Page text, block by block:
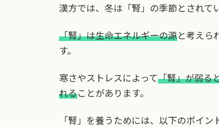
漢方では、冬は「腎」の季節とされてい
「腎」は生命エネルギーの源と考えら
す。
寒さやストレスによって「腎」が弱る
れることがあります。
「腎」を養うためには、以下のポイン